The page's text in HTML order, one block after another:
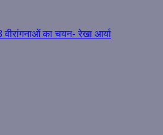
का चयन- रेखा आर्या